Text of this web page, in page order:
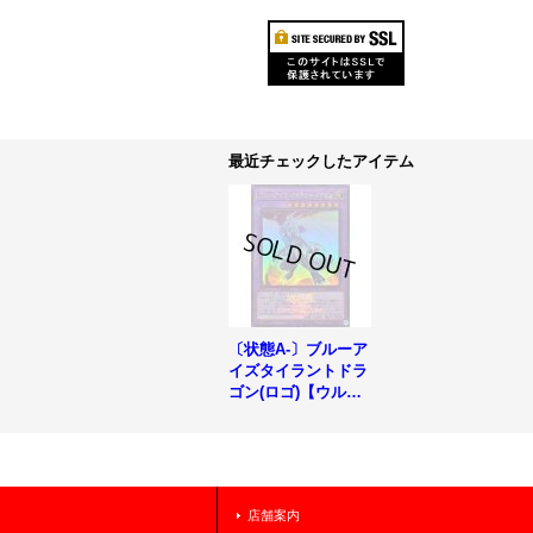
最近チェックしたアイテム
〔状態A-〕ブルーア
イズタイラントドラ
ゴン(ロゴ)【ウルト
店舗案内